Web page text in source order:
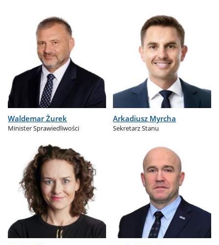
Waldemar Żurek
Minister Sprawiedliwości
Arkadiusz Myrcha
Sekretarz Stanu